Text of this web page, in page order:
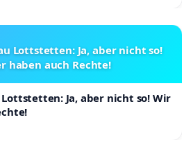
Lottstetten: Ja, aber nicht so!
haben auch Rechte!
Ja, aber nicht so! Wir